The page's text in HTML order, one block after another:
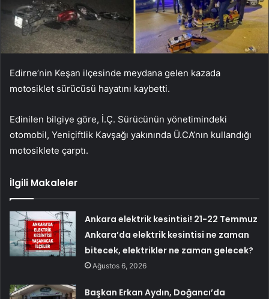
Edirne’nin Keşan ilçesinde meydana gelen kazada
motosiklet sürücüsü hayatını kaybetti.
Edinilen bilgiye göre, İ.Ç. Sürücünün yönetimindeki
otomobil, Yeniçiftlik Kavşağı yakınında Ü.CA’nın kullandığı
motosiklete çarptı.
İlgili Makaleler
Ankara elektrik kesintisi! 21-22 Temmuz
Ankara’da elektrik kesintisi ne zaman
bitecek, elektrikler ne zaman gelecek?
Ağustos 6, 2026
Başkan Erkan Aydın, Doğancı’da